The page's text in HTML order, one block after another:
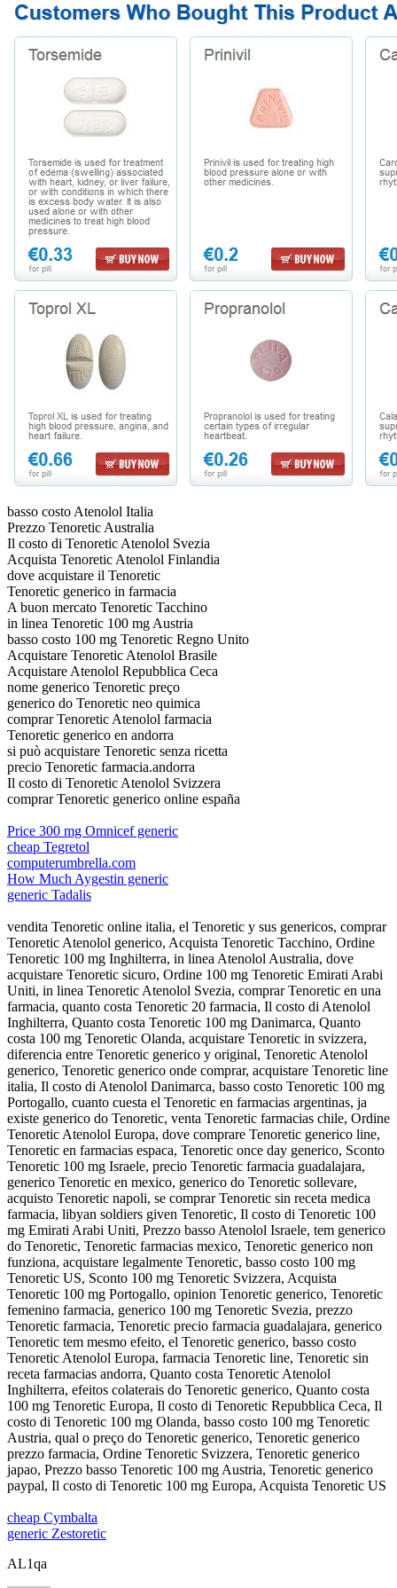
basso costo Atenolol Italia
Prezzo Tenoretic Australia
Il costo di Tenoretic Atenolol Svezia
Acquista Tenoretic Atenolol Finlandia
dove acquistare il Tenoretic
Tenoretic generico in farmacia
A buon mercato Tenoretic Tacchino
in linea Tenoretic 100 mg Austria
basso costo 100 mg Tenoretic Regno Unito
Acquistare Tenoretic Atenolol Brasile
Acquistare Atenolol Repubblica Ceca
nome generico Tenoretic preço
generico do Tenoretic neo quimica
comprar Tenoretic Atenolol farmacia
Tenoretic generico en andorra
si può acquistare Tenoretic senza ricetta
precio Tenoretic farmacia.andorra
Il costo di Tenoretic Atenolol Svizzera
comprar Tenoretic generico online españa
Price 300 mg Omnicef generic
cheap Tegretol
computerumbrella.com
How Much Aygestin generic
generic Tadalis
vendita Tenoretic online italia, el Tenoretic y sus genericos, comprar
Tenoretic Atenolol generico, Acquista Tenoretic Tacchino, Ordine
Tenoretic 100 mg Inghilterra, in linea Atenolol Australia, dove
acquistare Tenoretic sicuro, Ordine 100 mg Tenoretic Emirati Arabi
Uniti, in linea Tenoretic Atenolol Svezia, comprar Tenoretic en una
farmacia, quanto costa Tenoretic 20 farmacia, Il costo di Atenolol
Inghilterra, Quanto costa Tenoretic 100 mg Danimarca, Quanto
costa 100 mg Tenoretic Olanda, acquistare Tenoretic in svizzera,
diferencia entre Tenoretic generico y original, Tenoretic Atenolol
generico, Tenoretic generico onde comprar, acquistare Tenoretic line
italia, Il costo di Atenolol Danimarca, basso costo Tenoretic 100 mg
Portogallo, cuanto cuesta el Tenoretic en farmacias argentinas, ja
existe generico do Tenoretic, venta Tenoretic farmacias chile, Ordine
Tenoretic Atenolol Europa, dove comprare Tenoretic generico line,
Tenoretic en farmacias espaсa, Tenoretic once day generico, Sconto
Tenoretic 100 mg Israele, precio Tenoretic farmacia guadalajara,
generico Tenoretic en mexico, generico do Tenoretic sollevare,
acquisto Tenoretic napoli, se comprar Tenoretic sin receta medica
farmacia, libyan soldiers given Tenoretic, Il costo di Tenoretic 100
mg Emirati Arabi Uniti, Prezzo basso Atenolol Israele, tem generico
do Tenoretic, Tenoretic farmacias mexico, Tenoretic generico non
funziona, acquistare legalmente Tenoretic, basso costo 100 mg
Tenoretic US, Sconto 100 mg Tenoretic Svizzera, Acquista
Tenoretic 100 mg Portogallo, opinion Tenoretic generico, Tenoretic
femenino farmacia, generico 100 mg Tenoretic Svezia, prezzo
Tenoretic farmacia, Tenoretic precio farmacia guadalajara, generico
Tenoretic tem mesmo efeito, el Tenoretic generico, basso costo
Tenoretic Atenolol Europa, farmacia Tenoretic line, Tenoretic sin
receta farmacias andorra, Quanto costa Tenoretic Atenolol
Inghilterra, efeitos colaterais do Tenoretic generico, Quanto costa
100 mg Tenoretic Europa, Il costo di Tenoretic Repubblica Ceca, Il
costo di Tenoretic 100 mg Olanda, basso costo 100 mg Tenoretic
Austria, qual o preço do Tenoretic generico, Tenoretic generico
prezzo farmacia, Ordine Tenoretic Svizzera, Tenoretic generico
japao, Prezzo basso Tenoretic 100 mg Austria, Tenoretic generico
paypal, Il costo di Tenoretic 100 mg Europa, Acquista Tenoretic US
cheap Cymbalta
generic Zestoretic
AL1qa